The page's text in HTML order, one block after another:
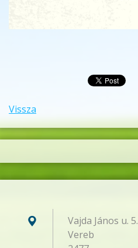
Vissza
Vajda János u. 5.
Vereb